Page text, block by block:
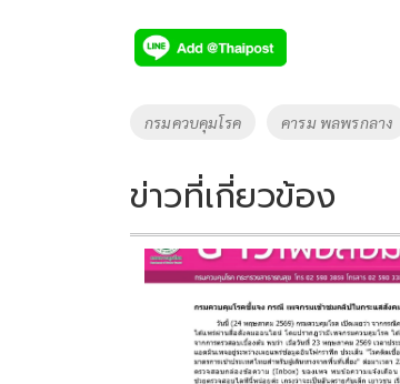
e
b
o
k
tt
er
p
y
Li
k
Tags
กรมควบคุมโรค คารม พลพรกลาง
ข่าวที่เกี่ยวข้อง